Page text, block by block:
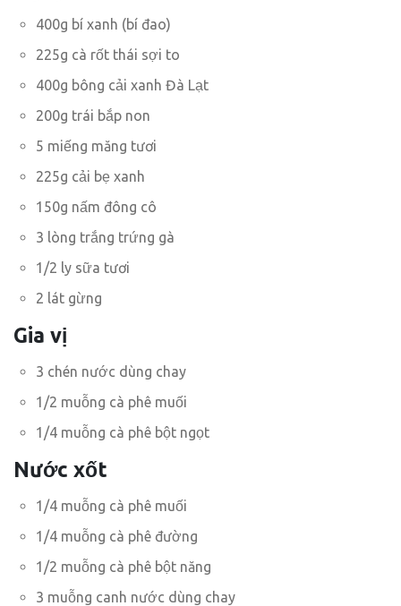
400g bí xanh (bí đao)
225g cà rốt thái sợi to
400g bông cải xanh Đà Lạt
200g trái bắp non
5 miếng măng tươi
225g cải bẹ xanh
150g nấm đông cô
3 lòng trắng trứng gà
1/2 ly sữa tươi
2 lát gừng
Gia vị
3 chén nước dùng chay
1/2 muỗng cà phê muối
1/4 muỗng cà phê bột ngọt
Nước xốt
1/4 muỗng cà phê muối
1/4 muỗng cà phê đường
1/2 muỗng cà phê bột năng
3 muỗng canh nước dùng chay